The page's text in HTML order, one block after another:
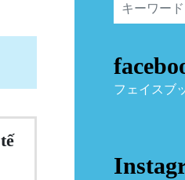
フェイスブ